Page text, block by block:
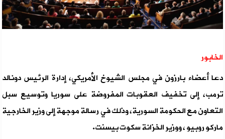
الخابور
دعا أعضاء بارزون في مجلس الشيوخ الأمريكي، إدارة الرئيس دونالد
ترمب، إلى تخفيف العقوبات المفروضة على سوريا وتوسيع سبل
التعاون مع الحكومة السورية، وذلك في رسالة موجهة إلى وزير الخارجية
ماركو روبيو ، ووزير الخزانة سكوت بيسنت.